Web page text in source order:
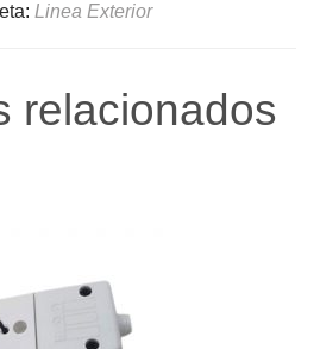
Linea Exterior
relacionados